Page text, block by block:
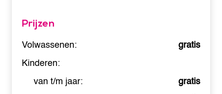
Prijzen
Volwassenen:
gratis
Kinderen:
van t/m jaar:
gratis